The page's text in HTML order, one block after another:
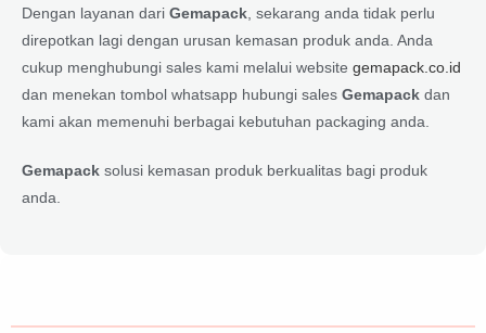
Dengan layanan dari Gemapack , sekarang anda tidak perlu
direpotkan lagi dengan urusan kemasan produk anda. Anda
cukup menghubungi sales kami melalui website gemapack.co.id
dan menekan tombol whatsapp hubungi sales Gemapack dan
kami akan memenuhi berbagai kebutuhan packaging anda.
Gemapack solusi kemasan produk berkualitas bagi produk
anda.